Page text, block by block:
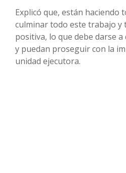
Explicó que, están haciendo
culminar todo este trabajo y
positiva, lo que debe darse
y puedan proseguir con la
unidad ejecutora.